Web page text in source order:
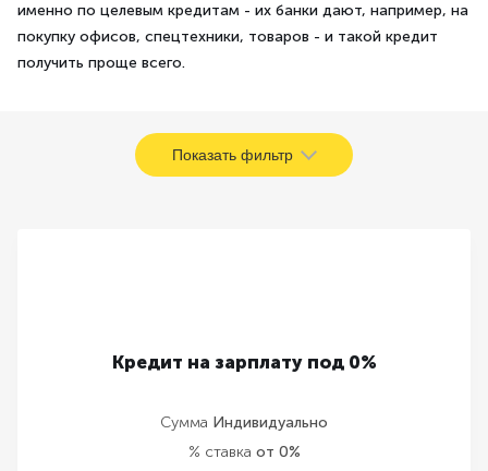
именно по целевым кредитам - их банки дают, например, на
покупку офисов, спецтехники, товаров - и такой кредит
получить проще всего.
Показать фильтр
Кредит на зарплату под 0%
Сумма Индивидуально
% ставка от 0%